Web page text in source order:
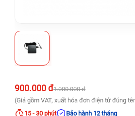
900.000 đ1.080.000 đ
(Giá gồm VAT, xuất hóa đơn điện tử đúng
15 - 30 phút
Bảo hành 12 tháng